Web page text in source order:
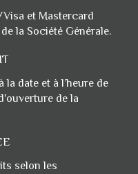
et Mastercard
la Société Générale.
date et à l’heure de
de la
selon les